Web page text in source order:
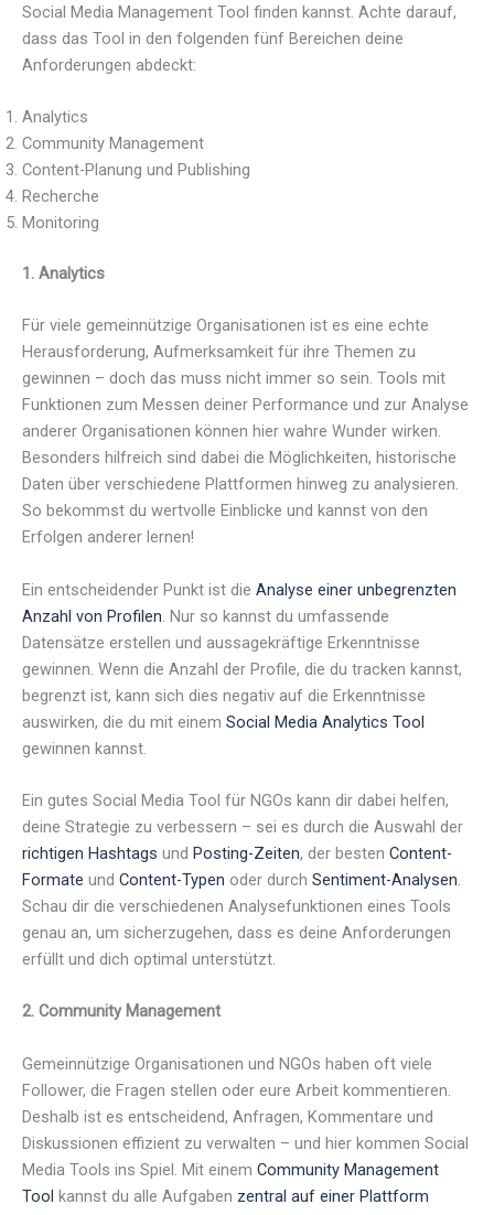
Social Media Management Tool finden kannst. Achte darauf,
dass das Tool in den folgenden fünf Bereichen deine
Anforderungen abdeckt:
Analytics
Community Management
Content-Planung und Publishing
Recherche
Monitoring
1. Analytics
Für viele gemeinnützige Organisationen ist es eine echte
Herausforderung, Aufmerksamkeit für ihre Themen zu
gewinnen – doch das muss nicht immer so sein. Tools mit
Funktionen zum Messen deiner Performance und zur Analyse
anderer Organisationen können hier wahre Wunder wirken.
Besonders hilfreich sind dabei die Möglichkeiten, historische
Daten über verschiedene Plattformen hinweg zu analysieren.
So bekommst du wertvolle Einblicke und kannst von den
Erfolgen anderer lernen!
Ein entscheidender Punkt ist die Analyse einer unbegrenzten
Anzahl von Profilen. Nur so kannst du umfassende
Datensätze erstellen und aussagekräftige Erkenntnisse
gewinnen. Wenn die Anzahl der Profile, die du tracken kannst,
begrenzt ist, kann sich dies negativ auf die Erkenntnisse
auswirken, die du mit einem Social Media Analytics Tool
gewinnen kannst.
Ein gutes Social Media Tool für NGOs kann dir dabei helfen,
deine Strategie zu verbessern – sei es durch die Auswahl der
richtigen Hashtags und Posting-Zeiten, der besten Content-
Formate und Content-Typen oder durch Sentiment-Analysen.
Schau dir die verschiedenen Analysefunktionen eines Tools
genau an, um sicherzugehen, dass es deine Anforderungen
erfüllt und dich optimal unterstützt.
2. Community Management
Gemeinnützige Organisationen und NGOs haben oft viele
Follower, die Fragen stellen oder eure Arbeit kommentieren.
Deshalb ist es entscheidend, Anfragen, Kommentare und
Diskussionen effizient zu verwalten – und hier kommen Social
Media Tools ins Spiel. Mit einem Community Management
Tool kannst du alle Aufgaben zentral auf einer Plattform